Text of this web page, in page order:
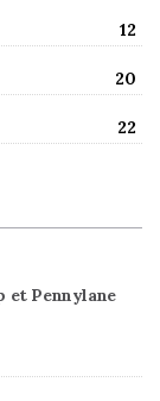
12
20
22
et Pennylane